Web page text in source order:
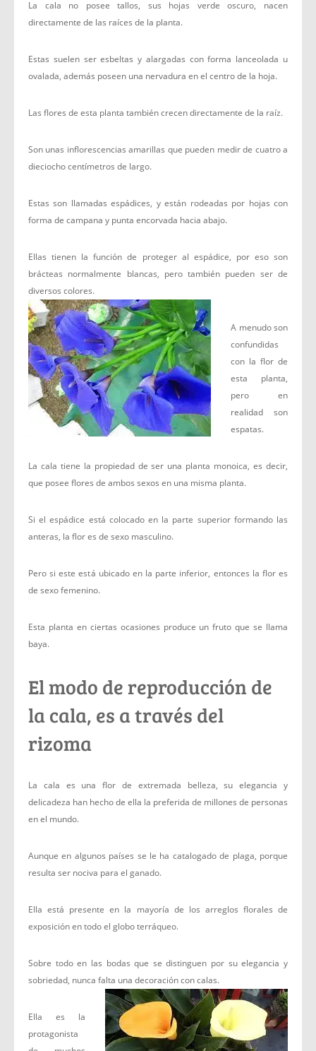
La cala no posee tallos, sus hojas verde oscuro, nacen
directamente de las raíces de la planta.
Estas suelen ser esbeltas y alargadas con forma lanceolada u
ovalada, además poseen una nervadura en el centro de la hoja.
Las flores de esta planta también crecen directamente de la raíz.
Son unas inflorescencias amarillas que pueden medir de cuatro a
dieciocho centímetros de largo.
Estas son llamadas espádices, y están rodeadas por hojas con
forma de campana y punta encorvada hacia abajo.
Ellas tienen la función de proteger al espádice, por eso son
brácteas normalmente blancas, pero también pueden ser de
diversos colores.
A menudo son
confundidas
con la flor de
esta planta,
pero en
realidad son
espatas.
La cala tiene la propiedad de ser una planta monoica, es decir,
que posee flores de ambos sexos en una misma planta.
Si el espádice está colocado en la parte superior formando las
anteras, la flor es de sexo masculino.
Pero si este está ubicado en la parte inferior, entonces la flor es
de sexo femenino.
Esta planta en ciertas ocasiones produce un fruto que se llama
baya.
El modo de reproducción de
la cala, es a través del
rizoma
La cala es una flor de extremada belleza, su elegancia y
delicadeza han hecho de ella la preferida de millones de personas
en el mundo.
Aunque en algunos países se le ha catalogado de plaga, porque
resulta ser nociva para el ganado.
Ella está presente en la mayoría de los arreglos florales de
exposición en todo el globo terráqueo.
Sobre todo en las bodas que se distinguen por su elegancia y
sobriedad, nunca falta una decoración con calas.
Ella es la
protagonista